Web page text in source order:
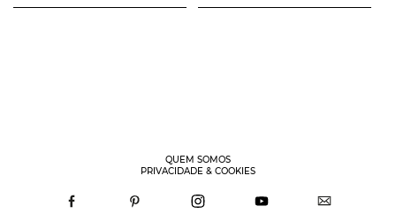
QUEM SOMOS
PRIVACIDADE & COOKIES